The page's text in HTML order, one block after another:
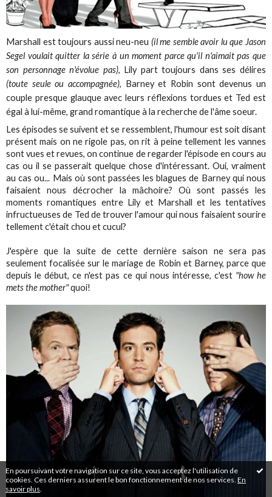
En poursuivant votre navigation sur ce site, vous acceptez l'utilisation de
cookies. Ces derniers assurent le bon fonctionnement de nos services. En
savoir plus
Marshall est toujours aussi neu-neu (il me semble avoir lu que Jason
Segel voulait quitter la série à un moment parce qu'il n'aimait pas que
son personnage n'évolue pas), Lily part toujours dans ses délires
(toute seule ou accompagnée), Barney et Robin sont devenus un
couple presque glauque avec leurs réflexions tordues et Ted est
égal à lui-même, grand romantique à la recherche de l'âme soeur.
Les épisodes se suivent et se ressemblent, l'humour est soit disant
présent mais on ne rigole pas, on rit à peine tellement les vannes
sont vues et revues, on continue de regarder l'épisode en cours au
cas ou il se passerait quelque chose d'intéressant. Oui, vraiment
au cas ou... Mais où sont passées les blagues de Barney qui nous
faisaient nous décrocher la mâchoire? Où sont passés les
moments romantiques entre Lily et Marshall et les tentatives
infructueuses de Ted de trouver l'amour qui nous faisaient sourire
tellement c'était chou et cucul?
J'espère que la suite de cette dernière saison ne sera pas
seulement focalisée sur le mariage de Robin et Barney, parce que
depuis le début, ce n'est pas ce qui nous intéresse, c'est "how he
mets the mother"quoi!